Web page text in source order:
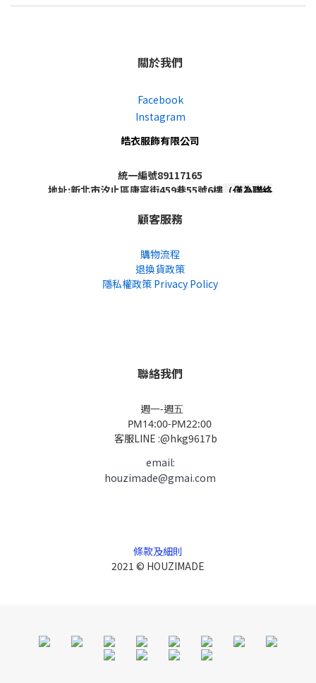
關於我們
Facebook
Instagram
皓衣服飾有限公司
統一編號89117165
地址:新北市汐止區康寧街459巷55號6樓 （僅為聯絡
顧客服務
購物流程
退換貨政策
隱私權政策 Privacy Policy
聯絡我們
週一-週五
PM14:00-PM22:00
客服LINE :@hkg9617b
email:
houzimade@gmai.com
條款及細則
2021 © HOUZIMADE